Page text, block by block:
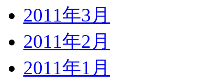
2011年3月
2011年2月
2011年1月